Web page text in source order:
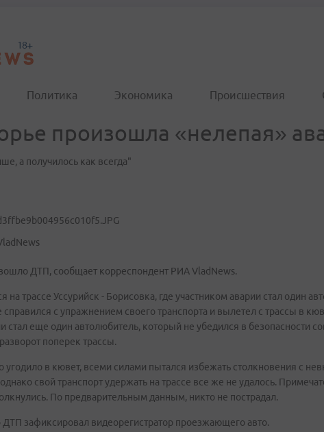
Политика Экономика Происшествия
произошла «нелепая»
а получилось как всегда"
ДТП, сообщает корреспондент РИА VladNews.
на трассе Уссурийск - Борисовка, где участником аварии стал один
справился с упражнением своего транспорта и вылетел с трассы в
стал еще один автолюбитель, который не убедился в безопасности
поперек трассы.
угодило в кювет, всеми силами пытался избежать столкновения с
свой транспорт удержать на трассе все же не удалось.
По предварительным данным, никто не пострадал.
зафиксировал видеорегистратор проезжающего авто.